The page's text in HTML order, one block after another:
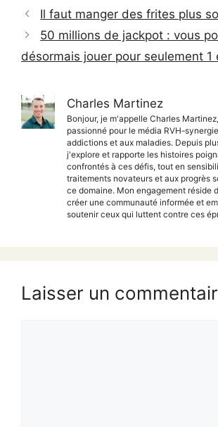
Il faut manger des frites plus
50 millions de jackpot : vous
désormais jouer pour seulement 1
Charles Martinez
Bonjour, je m'appelle Charles
passionné pour le média RVH-
addictions et aux maladies. Depuis
j'explore et rapporte les histoires
confrontés à ces défis, tout en
traitements novateurs et aux progrès
ce domaine. Mon engagement réside
créer une communauté informée et
soutenir ceux qui luttent contre ces
Laisser un